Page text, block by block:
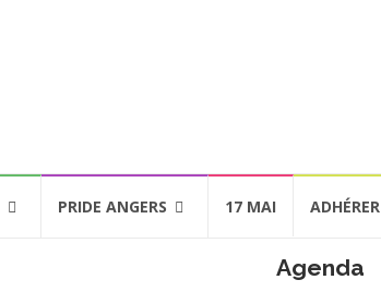
PRIDE ANGERS 17 MAI ADHÉRER
Agenda